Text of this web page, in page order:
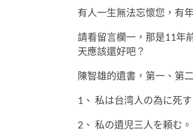
有人一生無法忘懷您，有
請看留言欄一，那是11年
天應該還好吧？
陳智雄的遺書，第一、第
1、 私は台湾人の為に死
2、 私の遺児三人を頼む